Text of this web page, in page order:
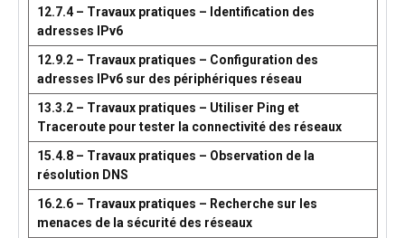
12.7.4 – Travaux pratiques – Identification des
adresses IPv6
12.9.2 – Travaux pratiques – Configuration des
adresses IPv6 sur des périphériques réseau
13.3.2 – Travaux pratiques – Utiliser Ping et
Traceroute pour tester la connectivité des réseaux
15.4.8 – Travaux pratiques – Observation de la
résolution DNS
16.2.6 – Travaux pratiques – Recherche sur les
menaces de la sécurité des réseaux